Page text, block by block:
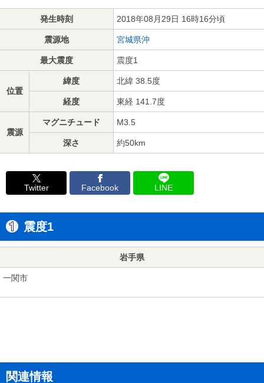
発生時刻 2018年08月29日 16時16分頃
震源地 宮城県沖
最大震度 震度1
位置
緯度 北緯 38.5度
経度 東経 141.7度
震源
マグニチュード M3.5
深さ 約50km
Twitter Facebook LINE
震度1
岩手県
一関市
関連情報